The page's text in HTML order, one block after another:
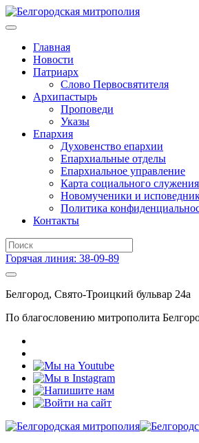
Главная
Новости
Патриарх
Слово Первосвятителя
Архипастырь
Проповеди
Указы
Епархия
Духовенство епархии
Епархиальные отделы
Епархиальное управление
Карта социального служения
Новомученики и
Политика
Контакты
Горячая линия: 38-09-89
Белгород, Свято-Троицкий бульвар 24а
По благословению митрополита